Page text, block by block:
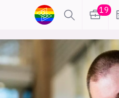
19
lønn
karriere